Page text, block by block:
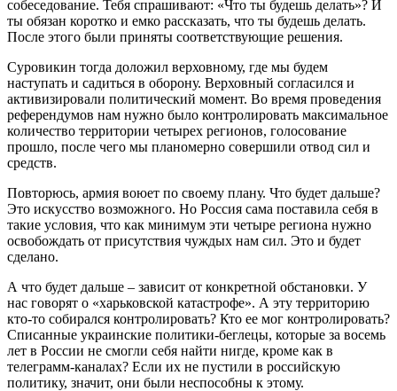
собеседование. Тебя спрашивают: «Что ты будешь делать»? И
ты обязан коротко и емко рассказать, что ты будешь делать.
После этого были приняты соответствующие решения.
Суровикин тогда доложил верховному, где мы будем
наступать и садиться в оборону. Верховный согласился и
активизировали политический момент. Во время проведения
референдумов нам нужно было контролировать максимальное
количество территории четырех регионов, голосование
прошло, после чего мы планомерно совершили отвод сил и
средств.
Повторюсь, армия воюет по своему плану. Что будет дальше?
Это искусство возможного. Но Россия сама поставила себя в
такие условия, что как минимум эти четыре региона нужно
освобождать от присутствия чуждых нам сил. Это и будет
сделано.
А что будет дальше – зависит от конкретной обстановки. У
нас говорят о «харьковской катастрофе». А эту территорию
кто-то собирался контролировать? Кто ее мог контролировать?
Списанные украинские политики-беглецы, которые за восемь
лет в России не смогли себя найти нигде, кроме как в
телеграмм-каналах? Если их не пустили в российскую
политику, значит, они были неспособны к этому.